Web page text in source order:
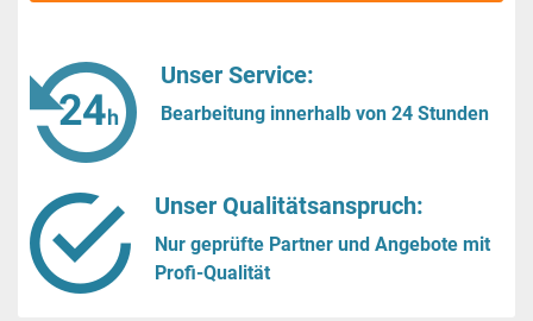
Unser Service:
Bearbeitung innerhalb von 24 Stunden
Unser Qualitätsanspruch:
Nur geprüfte Partner und Angebote mit
Profi-Qualität